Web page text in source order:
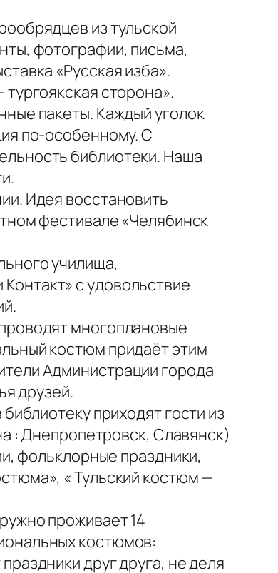
из тульской
фотографии, письма,
«Русская изба».
сторона».
пакеты. Каждый уголок
по-особенному. С
библиотеки. Наша
Идея восстановить
фестивале «Челябинск
училища,
с удовольствие
многоплановые
костюм придаёт этим
Администрации города
друзей.
приходят гости из
: Днепропетровск, Славянск)
фольклорные праздники,
« Тульский костюм —
проживает 14
костюмов:
друг друга, не деля